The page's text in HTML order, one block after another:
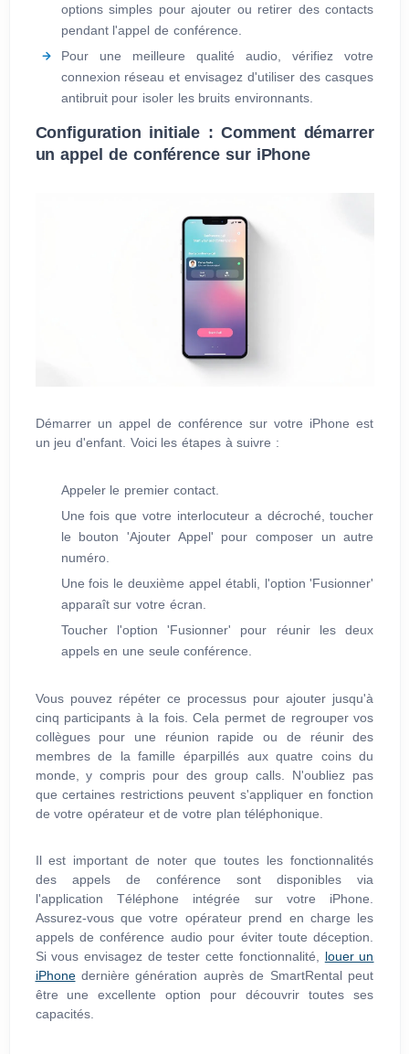
options simples pour ajouter ou retirer des contacts
pendant l'appel de conférence.
Pour une meilleure qualité audio, vérifiez votre
connexion réseau et envisagez d'utiliser des casques
antibruit pour isoler les bruits environnants.
Configuration initiale : Comment démarrer
un appel de conférence sur iPhone
Démarrer un appel de conférence sur votre iPhone est
un jeu d'enfant. Voici les étapes à suivre :
Appeler le premier contact.
Une fois que votre interlocuteur a décroché, toucher
le bouton 'Ajouter Appel' pour composer un autre
numéro.
Une fois le deuxième appel établi, l'option 'Fusionner'
apparaît sur votre écran.
Toucher l'option 'Fusionner' pour réunir les deux
appels en une seule conférence.
Vous pouvez répéter ce processus pour ajouter jusqu'à
cinq participants à la fois. Cela permet de regrouper vos
collègues pour une réunion rapide ou de réunir des
membres de la famille éparpillés aux quatre coins du
monde, y compris pour des group calls. N'oubliez pas
que certaines restrictions peuvent s'appliquer en fonction
de votre opérateur et de votre plan téléphonique.
Il est important de noter que toutes les fonctionnalités
des appels de conférence sont disponibles via
l'application Téléphone intégrée sur votre iPhone.
Assurez-vous que votre opérateur prend en charge les
appels de conférence audio pour éviter toute déception.
Si vous envisagez de tester cette fonctionnalité, louer un
iPhonedernière génération auprès de SmartRental peut
être une excellente option pour découvrir toutes ses
capacités.